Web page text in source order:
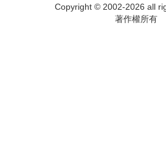
Copyright © 2002-2026 all
著作權所有